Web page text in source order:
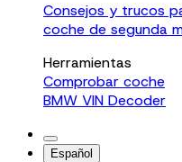
Consejos y trucos
coche de segunda
Herramientas
Comprobar coche
BMW VIN Decoder
Español